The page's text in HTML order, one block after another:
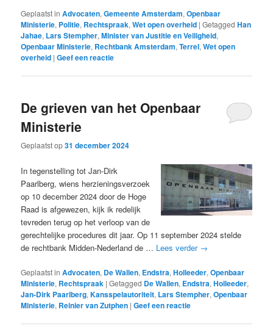
Geplaatst in Advocaten,Gemeente Amsterdam,Openbaar
Ministerie, Politie, Rechtspraak,Wet open overheid |Getagged Han
Jahae, Lars Stempher,Minister van Justitie en Veiligheid,
Openbaar Ministerie, Rechtbank Amsterdam,Terrel,Wet open
overheid |Geef een reactie
De grieven van het Openbaar
Ministerie
Geplaatst op31 december 2024
In tegenstelling tot Jan-Dirk
Paarlberg, wiens herzieningsverzoek
op 10 december 2024 door de Hoge
Raad is afgewezen, kijk ik redelijk
tevreden terug op het verloop van de
gerechtelijke procedures dit jaar. Op 11 september 2024 stelde
de rechtbank Midden-Nederland de … Lees verder →
Geplaatst in Advocaten, De Wallen, Endstra,Holleeder,Openbaar
Ministerie, Rechtspraak |Getagged De Wallen, Endstra,Holleeder,
Jan-Dirk Paarlberg,Kansspelautoriteit, Lars Stempher,Openbaar
Ministerie, Reinier van Zutphen |Geef een reactie